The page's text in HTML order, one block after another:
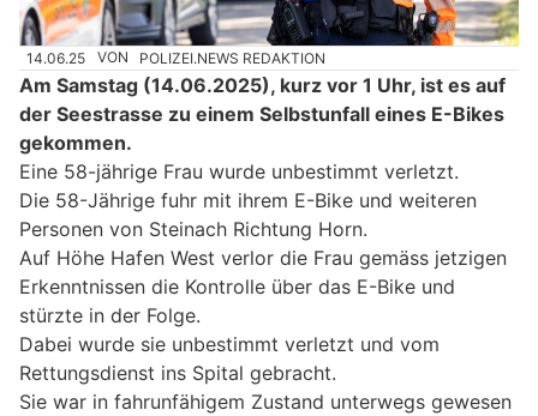
14.06.25 VON POLIZEI.NEWS REDAKTION
Am Samstag (14.06.2025), kurz vor 1 Uhr, ist es auf
der Seestrasse zu einem Selbstunfall eines E-Bikes
gekommen.
Eine 58-jährige Frau wurde unbestimmt verletzt.
Die 58-Jährige fuhr mit ihrem E-Bike und weiteren
Personen von Steinach Richtung Horn.
Auf Höhe Hafen West verlor die Frau gemäss jetzigen
Erkenntnissen die Kontrolle über das E-Bike und
stürzte in der Folge.
Dabei wurde sie unbestimmt verletzt und vom
Rettungsdienst ins Spital gebracht.
Sie war in fahrunfähigem Zustand unterwegs gewesen